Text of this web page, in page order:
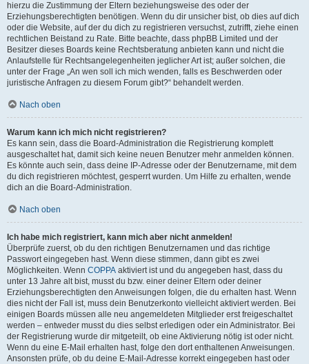
hierzu die Zustimmung der Eltern beziehungsweise des oder der
Erziehungsberechtigten benötigen. Wenn du dir unsicher bist, ob dies auf dich
oder die Website, auf der du dich zu registrieren versuchst, zutrifft, ziehe einen
rechtlichen Beistand zu Rate. Bitte beachte, dass phpBB Limited und der
Besitzer dieses Boards keine Rechtsberatung anbieten kann und nicht die
Anlaufstelle für Rechtsangelegenheiten jeglicher Art ist; außer solchen, die
unter der Frage „An wen soll ich mich wenden, falls es Beschwerden oder
juristische Anfragen zu diesem Forum gibt?“ behandelt werden.
Nach oben
Warum kann ich mich nicht registrieren?
Es kann sein, dass die Board-Administration die Registrierung komplett
ausgeschaltet hat, damit sich keine neuen Benutzer mehr anmelden können.
Es könnte auch sein, dass deine IP-Adresse oder der Benutzername, mit dem
du dich registrieren möchtest, gesperrt wurden. Um Hilfe zu erhalten, wende
dich an die Board-Administration.
Nach oben
Ich habe mich registriert, kann mich aber nicht anmelden!
Überprüfe zuerst, ob du den richtigen Benutzernamen und das richtige
Passwort eingegeben hast. Wenn diese stimmen, dann gibt es zwei
Möglichkeiten. Wenn COPPA aktiviert ist und du angegeben hast, dass du
unter 13 Jahre alt bist, musst du bzw. einer deiner Eltern oder deiner
Erziehungsberechtigten den Anweisungen folgen, die du erhalten hast. Wenn
dies nicht der Fall ist, muss dein Benutzerkonto vielleicht aktiviert werden. Bei
einigen Boards müssen alle neu angemeldeten Mitglieder erst freigeschaltet
werden – entweder musst du dies selbst erledigen oder ein Administrator. Bei
der Registrierung wurde dir mitgeteilt, ob eine Aktivierung nötig ist oder nicht.
Wenn du eine E-Mail erhalten hast, folge den dort enthaltenen Anweisungen.
Ansonsten prüfe, ob du deine E-Mail-Adresse korrekt eingegeben hast oder